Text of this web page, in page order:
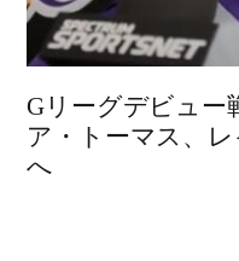
Gリーグデビュー
ア・トーマス、
へ